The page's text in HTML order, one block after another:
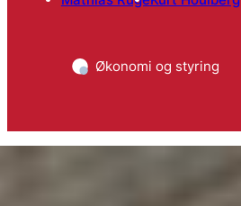
Økonomi og styring